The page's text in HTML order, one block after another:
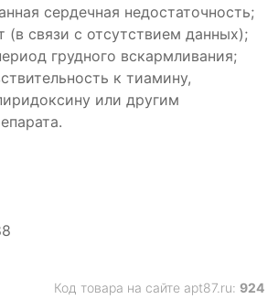
сердечная недостаточность;
(в связи с отсутствием данных);
грудного вскармливания;
к тиамину,
или другим
Код товара на сайте apt87.ru: 924